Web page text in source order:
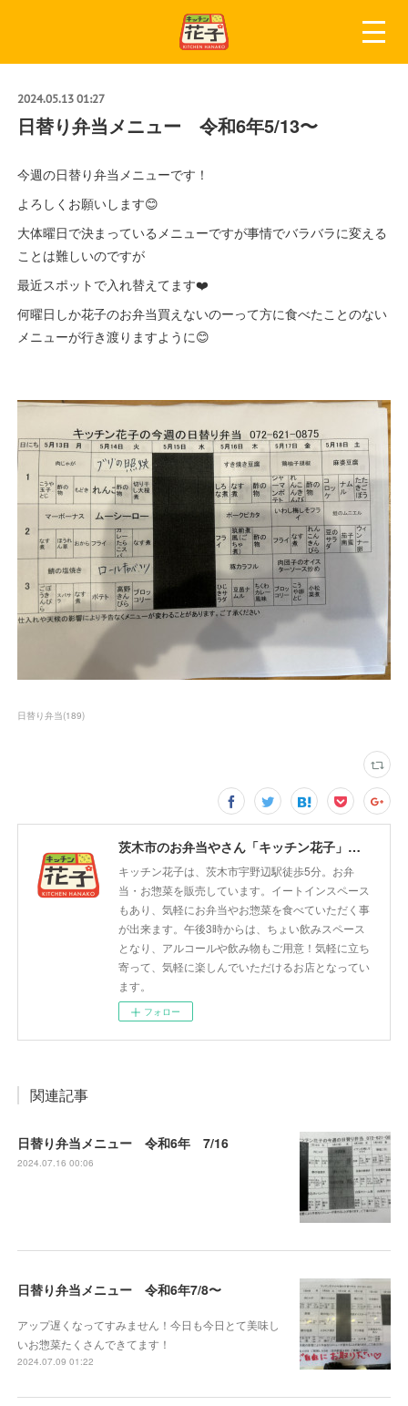
2024.05.13 01:27
日替り弁当メニュー 令和6年5/13〜
今週の日替り弁当メニューです！
よろしくお願いします😊
大体曜日で決まっているメニューですが事情でバラバラに変える
ことは難しいのですが
最近スポットで入れ替えてます❤️
何曜日しか花子のお弁当買えないのーって方に食べたことのない
メニューが行き渡りますように😊
日替り弁当(189)
茨木市のお弁当やさん「キッチン花子」ちょい飲みスペース「サウス」
キッチン花子は、茨木市宇野辺駅徒歩5分。お弁
当・お惣菜を販売しています。イートインスペース
もあり、気軽にお弁当やお惣菜を食べていただく事
が出来ます。午後3時からは、ちょい飲みスペース
となり、アルコールや飲み物もご用意！気軽に立ち
寄って、気軽に楽しんでいただけるお店となってい
ます。
フォロー
関連記事
日替り弁当メニュー 令和6年 7/16
2024.07.16 00:06
日替り弁当メニュー 令和6年7/8〜
アップ遅くなってすみません！今日も今日とて美味し
いお惣菜たくさんできてます！
2024.07.09 01:22